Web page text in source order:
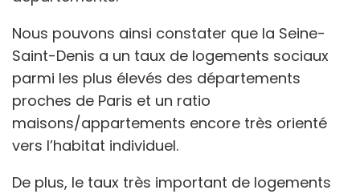
Nous pouvons ainsi constater que la Seine-
Saint-Denis a un taux de logements sociaux
parmi les plus élevés des départements
proches de Paris et un ratio
maisons/appartements encore très orienté
vers l’habitat individuel.
De plus, le taux très important de logements